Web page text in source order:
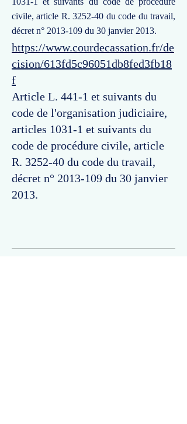
civile, article R. 3252-40 du code du travail,
décret n° 2013-109 du 30 janvier 2013.
https://www.courdecassation.fr/de
cision/613fd5c96051db8fed3fb18
f
Article L. 441-1 et suivants du
code de l'organisation judiciaire,
articles 1031-1 et suivants du
code de procédure civile, article
R. 3252-40 du code du travail,
décret n° 2013-109 du 30 janvier
2013.